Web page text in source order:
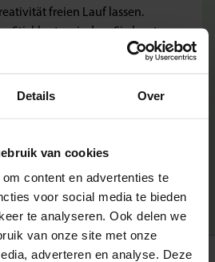
Details Over
van cookies
content en advertenties te
voor social media te bieden
te analyseren. Ook delen we
van onze site met onze
adverteren en analyse. Deze
freien Lauf lassen.
Stickkarten, indem Sie bunte
aufsticken. Eine beruhigende
14781